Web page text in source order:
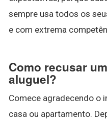
sempre usa todos os
e com extrema
Como recusar
aluguel?
Comece agradecendo o
casa ou apartamento.